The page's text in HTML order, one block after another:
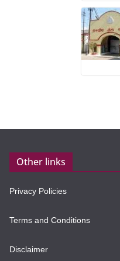
Other links
Privacy Policies
Terms and Conditions
Disclaimer